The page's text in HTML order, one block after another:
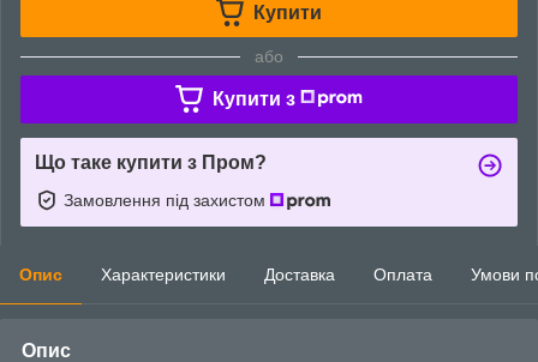
Купити
або
Купити з
Що таке купити з Пром?
Замовлення під захистом
Опис Характеристики Доставка Оплата Умови
Опис